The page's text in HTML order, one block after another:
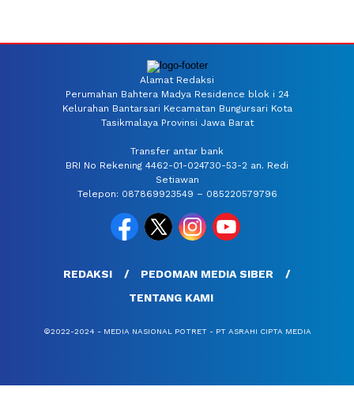
Alamat Redaksi
Perumahan Bahtera Madya Residence blok i 24
Kelurahan Bantarsari Kecamatan Bungursari Kota
Tasikmalaya Provinsi Jawa Barat
Transfer antar bank
BRI No Rekening 4462-01-024730-53-2 an. Redi
Setiawan
Telepon: 087869923549 – 085220579796
REDAKSI
PEDOMAN MEDIA SIBER
TENTANG KAMI
©2022-2024 - MEDIA NASIONAL POTRET - PT ASRAHI CIPTA MEDIA